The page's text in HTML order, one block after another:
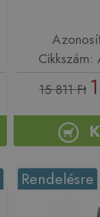
15 811 Ft
Rendelésre